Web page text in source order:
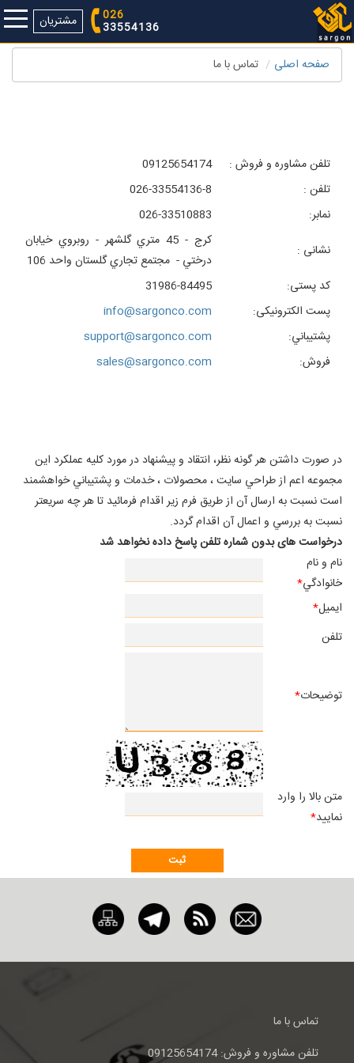
مشتریان 026
33554136
صفحه اصلی
تماس با ما
تلفن مشاوره و فروش :
09125654174
تلفن :
026-33554136-8
نمابر:
026-33510883
نشانی :
كرج - 45 متري گلشهر - روبروي خيابان
درختي - مجتمع تجاري گلستان واحد 106
کد پستی:
31986-84495
پست الکترونیکی:
info@sargonco.com
پشتيباني:
support@sargonco.com
فروش:
sales@sargonco.com
در صورت داشتن هر گونه نظر، انتقاد و پيشنهاد در مورد كليه عملكرد اين
مجموعه اعم از طراحي سايت ، محصولات ، خدمات و پشتيباني خواهشمند
است نسبت به ارسال آن از طريق فرم زير اقدام فرمائيد تا هر چه سريعتر
نسبت به بررسي و اعمال آن اقدام گردد.
درخواست های بدون شماره تلفن پاسخ داده نخواهد شد
نام و نام
خانوادگي*
ايميل*
تلفن
توضيحات*
متن بالا را وارد
نماييد*
تماس با ما
تلفن مشاوره و فروش: 09125654174